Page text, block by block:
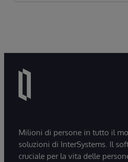
Milioni di persone in tutto il
soluzioni di InterSystems. Il
cruciale per la vita delle